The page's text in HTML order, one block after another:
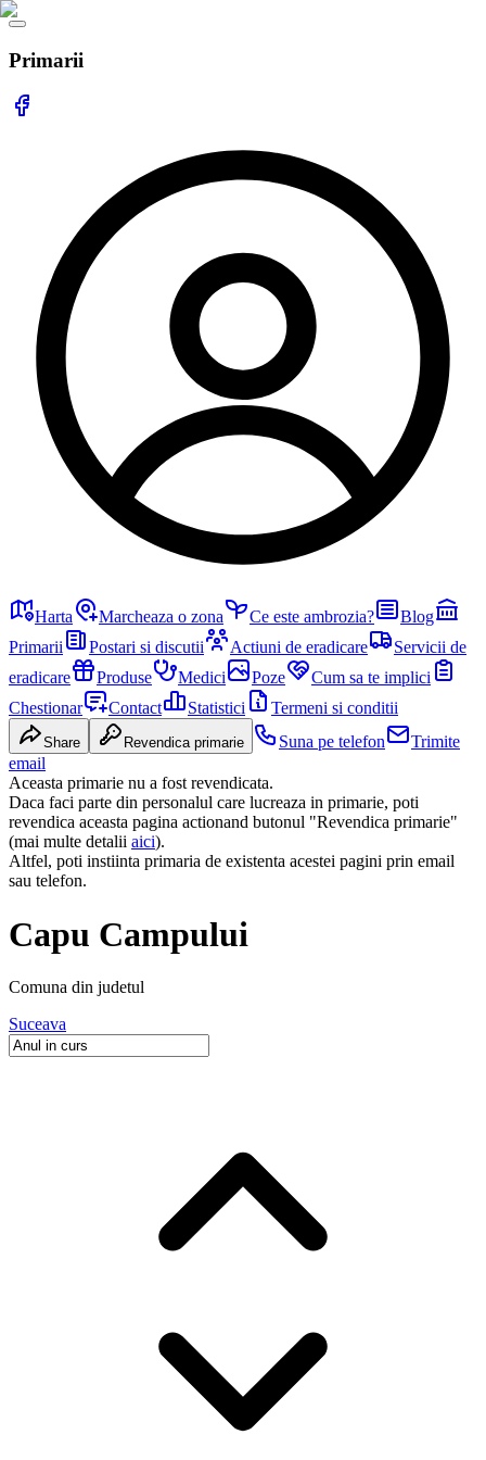
Primarii
Harta Marcheaza o zona Ce este ambrozia?
Blog
Primarii
Postari si discutii Actiuni de eradicare
Servicii de
eradicare
Produse Medici Poze
Cum sa te implici
Chestionar
Contact Statistici Termeni si conditii
Share Revendica primarie Suna pe telefon
Trimite
email
Aceasta primarie nu a fost revendicata.
Daca faci parte din personalul care lucreaza in primarie, poti
revendica aceasta pagina actionand butonul "Revendica primarie"
(mai multe detalii aici).
Altfel, poti instiinta primaria de existenta acestei pagini prin email
sau telefon.
Capu Campului
Comuna din judetul
Suceava